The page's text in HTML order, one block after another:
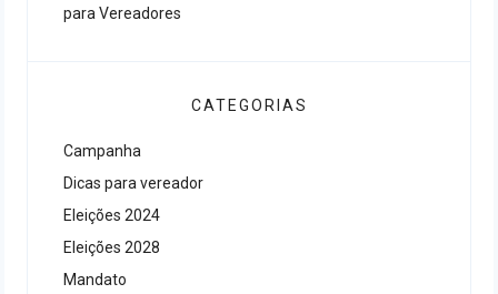
para Vereadores
CATEGORIAS
Campanha
Dicas para vereador
Eleições 2024
Eleições 2028
Mandato